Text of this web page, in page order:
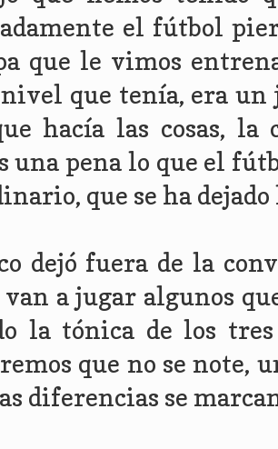
el fútbol
que le vimos
que tenía, era
hacía las cosas, la
una pena lo que el
que se ha
dejó fuera de la
a jugar algunos
la tónica de los
que no se note,
diferencias se